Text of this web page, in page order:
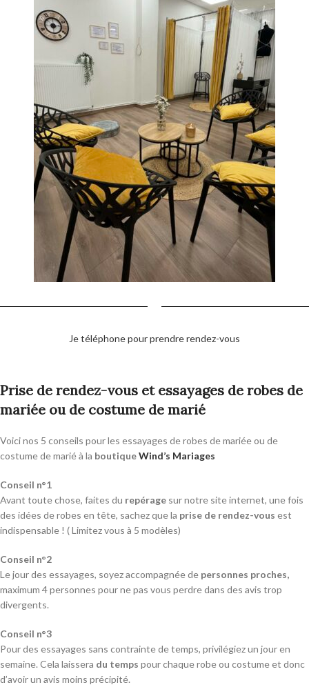
Je téléphone pour prendre rendez-vous
Prise de rendez-vous et essayages de robes de
mariée ou de costume de marié
Voici nos 5 conseils pour les essayages de robes de mariée ou de
costume de marié à la boutiqueWind’s Mariages
Conseil n°1
Avant toute chose, faites du repérage sur notre site internet, une fois
des idées de robes en tête, sachez que la prise de rendez-vous est
indispensable ! ( Limitez vous à 5 modèles)
Conseil n°2
Le jour des essayages, soyez accompagnée de personnes proches,
maximum 4 personnes pour ne pas vous perdre dans des avis trop
divergents.
Conseil n°3
Pour des essayages sans contrainte de temps, privilégiez un jour en
semaine. Cela laissera du temps pour chaque robe ou costume et donc
d’avoir un avis moins précipité.